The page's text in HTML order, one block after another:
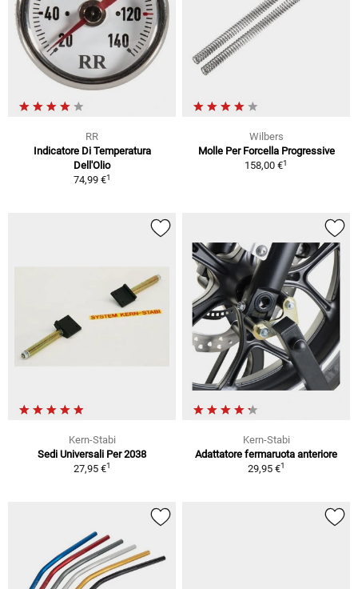
RR
Indicatore Di Temperatura
Dell'Olio
74,99 €1
Wilbers
Molle Per Forcella Progressive
158,00 €1
Kern-Stabi
Sedi Universali Per 2038
27,95 €1
Kern-Stabi
Adattatore fermaruota anteriore
29,95 €1